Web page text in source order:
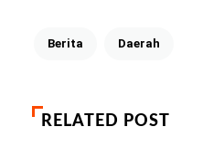
Berita Daerah
RELATED POST